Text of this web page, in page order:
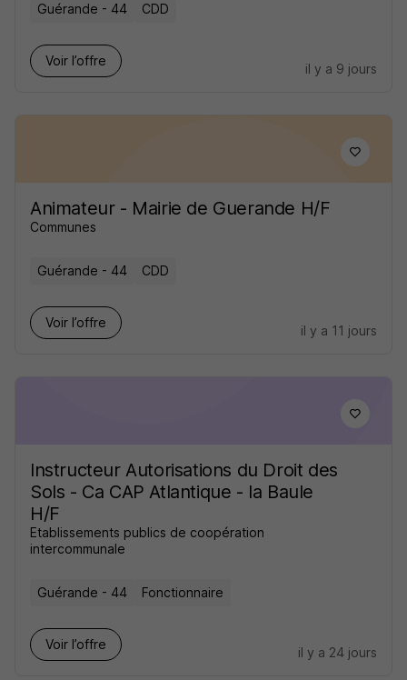
Guérande - 44 CDD
Voir l’offre
il y a 9 jours
Animateur - Mairie de Guerande H/F
Communes
Guérande - 44 CDD
Voir l’offre
il y a 11 jours
Instructeur Autorisations du Droit des
Sols - Ca CAP Atlantique - la Baule
H/F
Etablissements publics de coopération
intercommunale
Guérande - 44 Fonctionnaire
Voir l’offre
il y a 24 jours